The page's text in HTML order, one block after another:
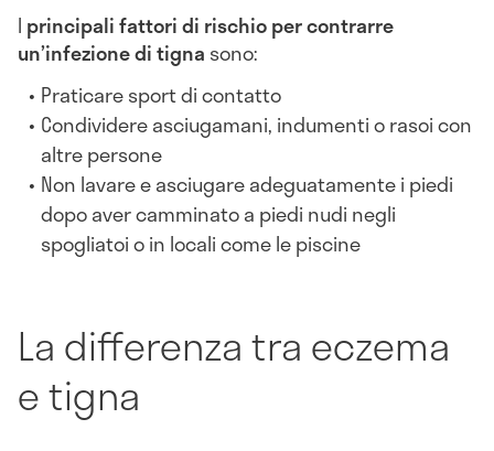
I principali fattori di rischio per contrarre
un’infezione di tigna sono:
Praticare sport di contatto
Condividere asciugamani, indumenti o rasoi con
altre persone
Non lavare e asciugare adeguatamente i piedi
dopo aver camminato a piedi nudi negli
spogliatoi o in locali come le piscine
La differenza tra eczema
e tigna